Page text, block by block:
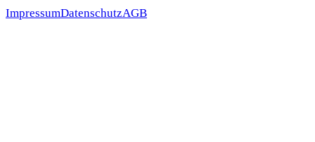
ImpressumDatenschutzAGB